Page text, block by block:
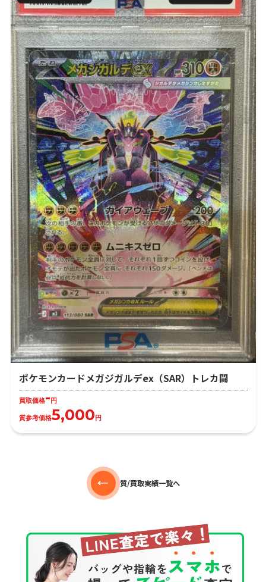
ポケモンカードメガジガルデex（SAR）トレカ闘
買取価格- 円
質参考価格5,000 円
質/買取実績一覧へ